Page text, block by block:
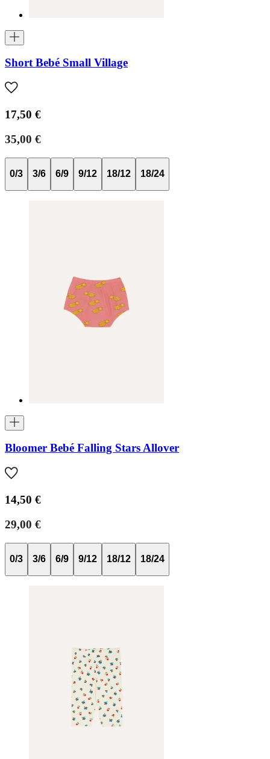
Short Bebé Small Village
17,50 €
35,00 €
0/3 3/6 6/9 9/12 18/12 18/24
Bloomer Bebé Falling Stars Allover
14,50 €
29,00 €
0/3 3/6 6/9 9/12 18/12 18/24